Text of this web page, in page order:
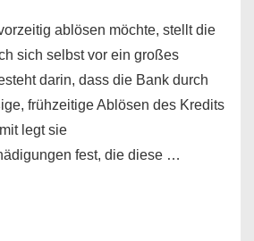
ablösen möchte, stellt die
sich selbst vor ein großes
darin, dass die Bank durch
frühzeitige Ablösen des Kredits
legt sie
fest, die diese …